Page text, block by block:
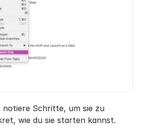
notiere Schritte, um sie zu
wie du sie starten kannst.